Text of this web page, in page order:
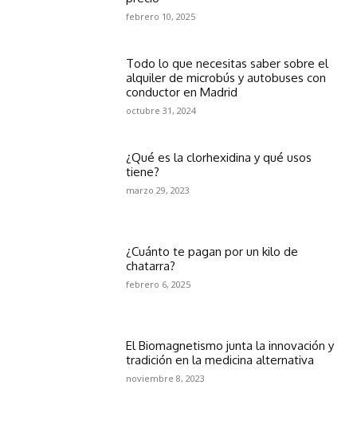
febrero 10, 2025
Todo lo que necesitas saber sobre el
alquiler de microbús y autobuses con
conductor en Madrid
octubre 31, 2024
¿Qué es la clorhexidina y qué usos
tiene?
marzo 29, 2023
¿Cuánto te pagan por un kilo de
chatarra?
febrero 6, 2025
El Biomagnetismo junta la innovación y
tradición en la medicina alternativa
noviembre 8, 2023